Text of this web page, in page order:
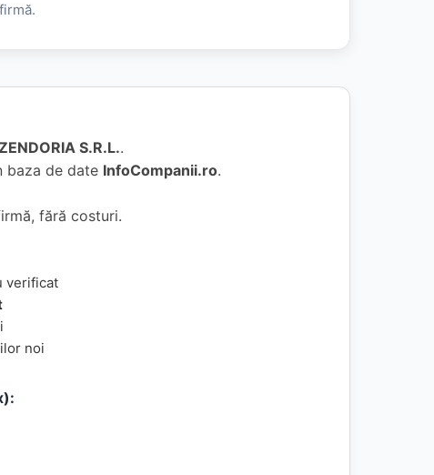
S.R.L..
baza de date InfoCompanii.ro.
fără costuri.
verificat
noi